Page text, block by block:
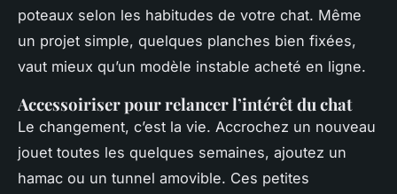
poteaux selon les habitudes de votre chat. Même
un projet simple, quelques planches bien fixées,
vaut mieux qu’un modèle instable acheté en ligne.
Accessoiriser pour relancer l’intérêt du chat
Le changement, c’est la vie. Accrochez un nouveau
jouet toutes les quelques semaines, ajoutez un
hamac ou un tunnel amovible. Ces petites